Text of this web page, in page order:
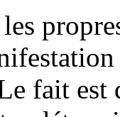
fait est